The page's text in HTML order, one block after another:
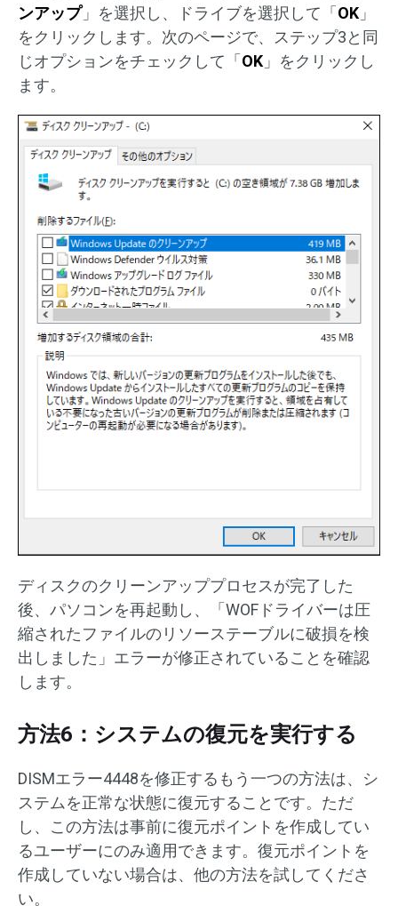
ンアップ」を選択し、ドライブを選択して「 OK 」
をクリックします。次のページで、ステップ3と同
じオプションをチェックして「 OK 」をクリックし
ます。
ディスクのクリーンアッププロセスが完了した
後、パソコンを再起動し、「WOFドライバーは圧
縮されたファイルのリソーステーブルに破損を検
出しました」エラーが修正されていることを確認
します。
方法6：システムの復元を実行する
DISMエラー4448を修正するもう一つの方法は、シ
ステムを正常な状態に復元することです。ただ
し、この方法は事前に復元ポイントを作成してい
るユーザーにのみ適用できます。復元ポイントを
作成していない場合は、他の方法を試してくださ
い。